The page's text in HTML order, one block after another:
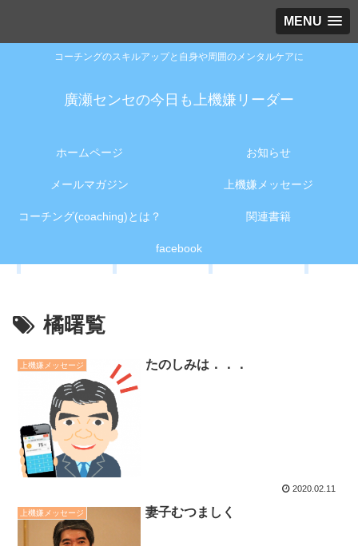
MENU
コーチングのスキルアップと自身や周囲のメンタルケアに
廣瀬センセの今日も上機嫌リーダー
ホームページ お知らせ
メールマガジン 上機嫌メッセージ
コーチング(coaching)とは？ 関連書籍
facebook
橘曙覧
上機嫌メッセージ たのしみは．．．
2020.02.11
上機嫌メッセージ 妻子むつましく